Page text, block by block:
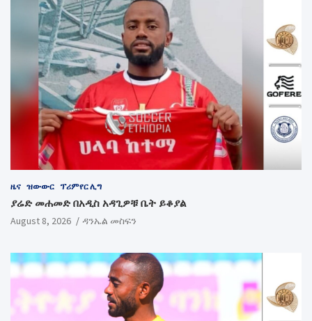
ዜና ዝውውር ፕሪምየር ሊግ
ያሬድ መሐመድ በአዲስ አዳጊዎቹ ቤት ይቆያል
August 8, 2026 ዳንኤል መስፍን